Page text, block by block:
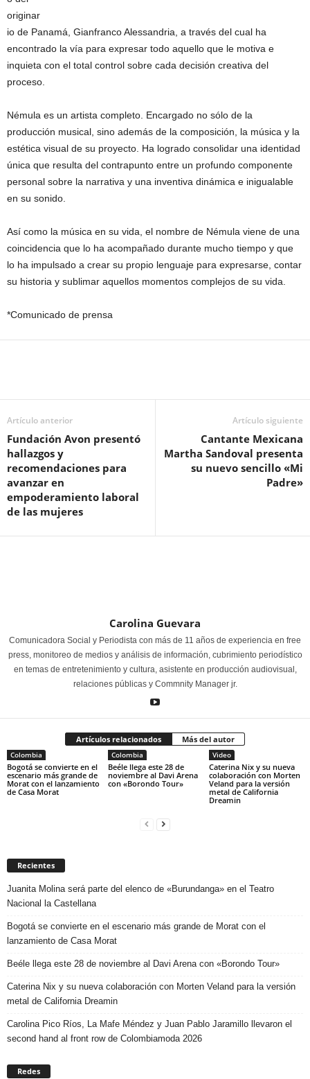
originar
io de Panamá, Gianfranco Alessandria, a través del cual ha
encontrado la vía para expresar todo aquello que le motiva e
inquieta con el total control sobre cada decisión creativa del
proceso.
Némula es un artista completo. Encargado no sólo de la
producción musical, sino además de la composición, la música y la
estética visual de su proyecto. Ha logrado consolidar una identidad
única que resulta del contrapunto entre un profundo componente
personal sobre la narrativa y una inventiva dinámica e inigualable
en su sonido.
Así como la música en su vida, el nombre de Némula viene de una
coincidencia que lo ha acompañado durante mucho tiempo y que
lo ha impulsado a crear su propio lenguaje para expresarse, contar
su historia y sublimar aquellos momentos complejos de su vida.
*Comunicado de prensa
Artículo anterior
Fundación Avon presentó
hallazgos y
recomendaciones para
avanzar en
empoderamiento laboral
de las mujeres
Artículo siguiente
Cantante Mexicana
Martha Sandoval presenta
su nuevo sencillo «Mi
Padre»
Carolina Guevara
Comunicadora Social y Periodista con más de 11 años de experiencia en free
press, monitoreo de medios y análisis de información, cubrimiento periodístico
en temas de entretenimiento y cultura, asistente en producción audiovisual,
relaciones públicas y Commnity Manager jr.
Artículos relacionados Más del autor
Colombia
Bogotá se convierte en el
escenario más grande de
Morat con el lanzamiento
de Casa Morat
Colombia
Beéle llega este 28 de
noviembre al Davi Arena
con «Borondo Tour»
Video
Caterina Nix y su nueva
colaboración con Morten
Veland para la versión
metal de California
Dreamin
Recientes
Juanita Molina será parte del elenco de «Burundanga» en el Teatro
Nacional la Castellana
Bogotá se convierte en el escenario más grande de Morat con el
lanzamiento de Casa Morat
Beéle llega este 28 de noviembre al Davi Arena con «Borondo Tour»
Caterina Nix y su nueva colaboración con Morten Veland para la versión
metal de California Dreamin
Carolina Pico Ríos, La Mafe Méndez y Juan Pablo Jaramillo llevaron el
second hand al front row de Colombiamoda 2026
Redes